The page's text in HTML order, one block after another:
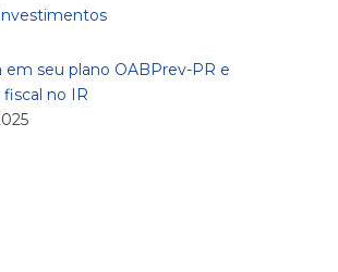
em seu plano OABPrev-PR e
no IR